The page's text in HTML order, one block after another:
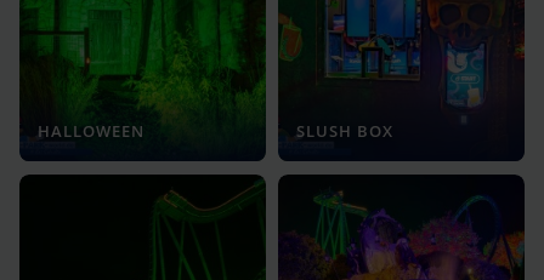
HALLOWEEN SLUSH BOX